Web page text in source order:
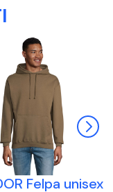
Felpa unisex